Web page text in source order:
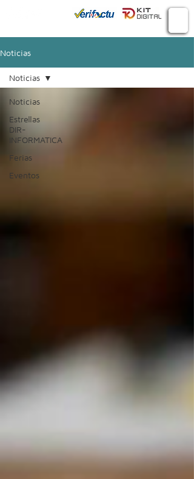
Noticias
Noticias
Estrellas
DIR-
INFORMATICA
Ferias
Eventos
Noticias